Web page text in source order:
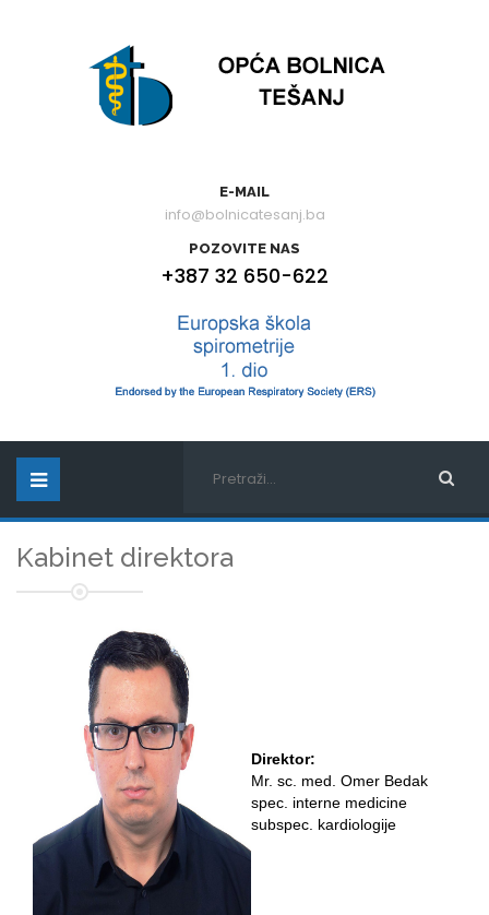
E-MAIL
info@bolnicatesanj.ba
POZOVITE NAS
+387 32 650-622
Kabinet direktora
Direktor:
Mr. sc. med. Omer Bedak
spec. interne medicine
subspec. kardiologije